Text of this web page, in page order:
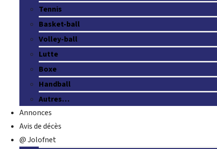
Tennis
Basket-ball
Volley-ball
Lutte
Boxe
Handball
Autres…
Annonces
Avis de décès
@ Jolofnet